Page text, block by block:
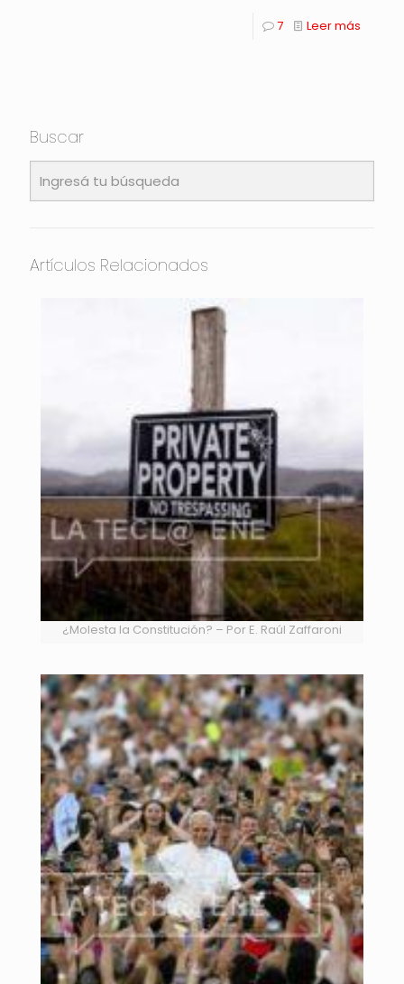
7 Leer más
Buscar
Artículos Relacionados
¿Molesta la Constitución? – Por E. Raúl Zaffaroni